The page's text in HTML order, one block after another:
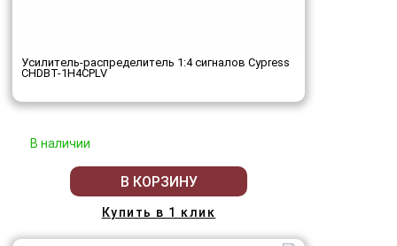
Усилитель-распределитель 1:4 сигналов Cypress
CHDBT-1H4CPLV
В наличии
В КОРЗИНУ
Купить в 1 клик